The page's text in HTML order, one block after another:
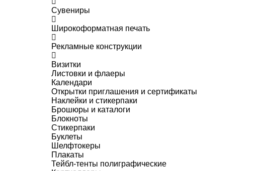
Сувениры
Широкоформатная печать
Рекламные конструкции
Визитки
Листовки и флаеры
Календари
Открытки приглашения и сертификаты
Наклейки и стикерпаки
Брошюры и каталоги
Блокноты
Стикерпаки
Буклеты
Шелфтокеры
Плакаты
Тейбл-тенты полиграфические